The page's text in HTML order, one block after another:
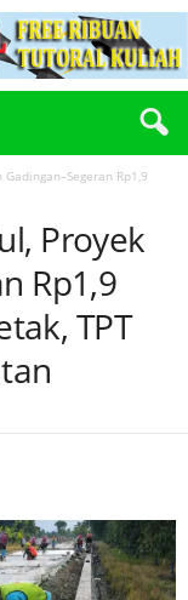
Rp1,9
Proyek
Rp1,9
TPT